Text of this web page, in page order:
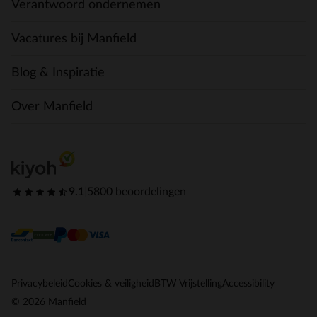
Verantwoord ondernemen
Vacatures bij Manfield
Blog & Inspiratie
Over Manfield
9.1 5800 beoordelingen
Privacybeleid Cookies & veiligheid BTW VrijstellingAccessibility
© 2026 Manfield